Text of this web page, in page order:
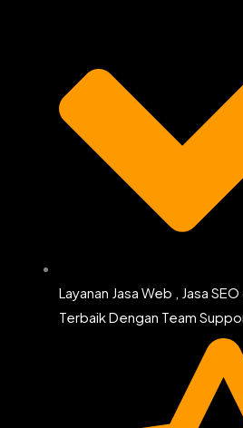
Layanan Jasa Web , Jasa
Terbaik Dengan Team